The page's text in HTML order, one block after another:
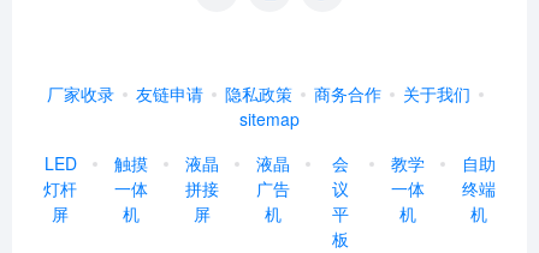
厂家收录 友链申请 隐私政策 商务合作
关于我们
sitemap
LED
灯杆
屏
触摸
一体
机
液晶
拼接
屏
液晶
广告
机
会
议
平
板
教学
一体
机
自助
终端
机